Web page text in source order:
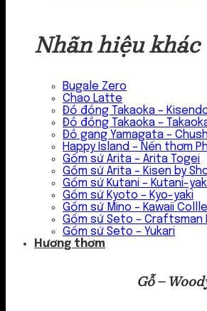
Nhãn hiệu khác
Bugale Zero
Chao Latte
Đồ đồng Takaoka –
Đồ đồng Takaoka –
Đồ gang Yamagata –
Happy Island – Nến thơm
Gốm sứ Arita – Arita Togei
Gốm sứ Arita – Kisen by
Gốm sứ Kutani – Kutani-
Gốm sứ Kyoto – Kyo-yaki
Gốm sứ Mino – Kawaii
Gốm sứ Seto – Craftsman
Gốm sứ Seto – Yukari
Hương thơm
Gỗ –